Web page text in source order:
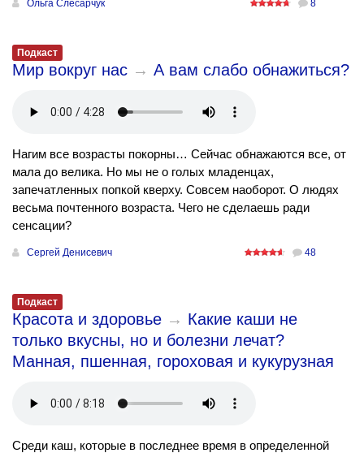
Ольга Слесарчук 8
Подкаст
Мир вокруг нас → А вам слабо обнажиться?
Нагим все возрасты покорны… Сейчас обнажаются все, от
мала до велика. Но мы не о голых младенцах,
запечатленных попкой кверху. Совсем наоборот. О людях
весьма почтенного возраста. Чего не сделаешь ради
сенсации?
Сергей Денисевич 48
Подкаст
Красота и здоровье → Какие каши не
только вкусны, но и болезни лечат?
Манная, пшенная, гороховая и кукурузная
Среди каш, которые в последнее время в определенной